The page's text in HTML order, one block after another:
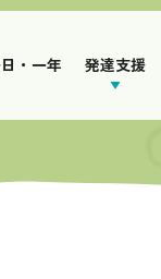
・一年 発達支援